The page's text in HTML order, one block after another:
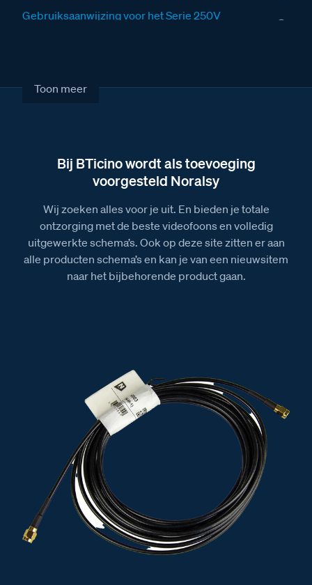
Gebruiksaanwijzing voor het Serie 250V
Fabrieksschema TiSferaDesign Software
Brochure over de vaste combinaties van Nelec
Brochure over het Serie 250 deurstation
Afmetingen van het Serie 250V deurstation
Afbeelding van het SferaLuna deurstation Serie
Toon meer
Bij BTicino wordt als toevoeging
voorgesteld Noralsy
Wij zoeken alles voor je uit. En bieden je totale
ontzorging met de beste videofoons en volledig
uitgewerkte schema’s. Ook op deze site zitten er aan
alle producten schema’s en kan je van een nieuwsitem
naar het bijbehorende product gaan.